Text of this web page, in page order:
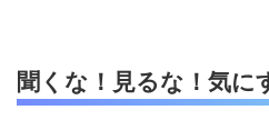
聞くな！見るな！気に